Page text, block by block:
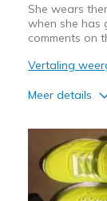
She wears
when she has
comments on
Vertaling
Meer details
Attractive
Comfortable